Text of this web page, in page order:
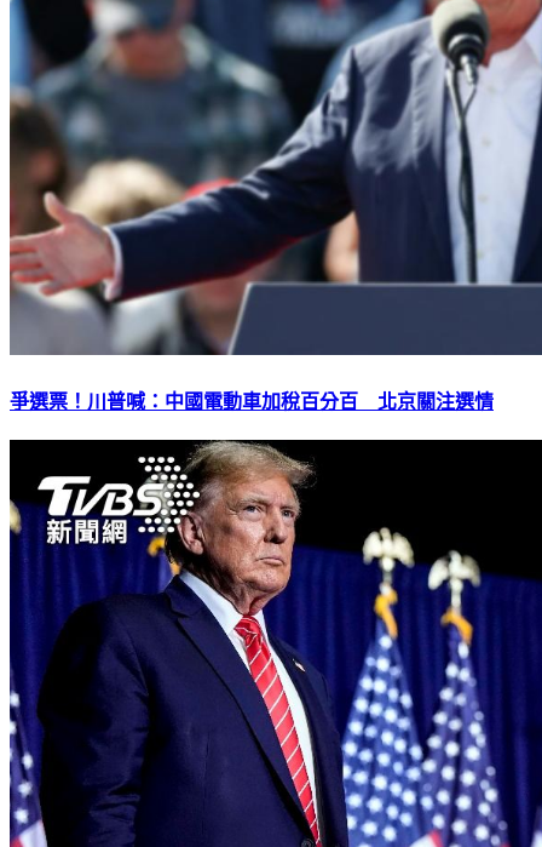
爭選票！川普喊：中國電動車加稅百分百 北京關注選情